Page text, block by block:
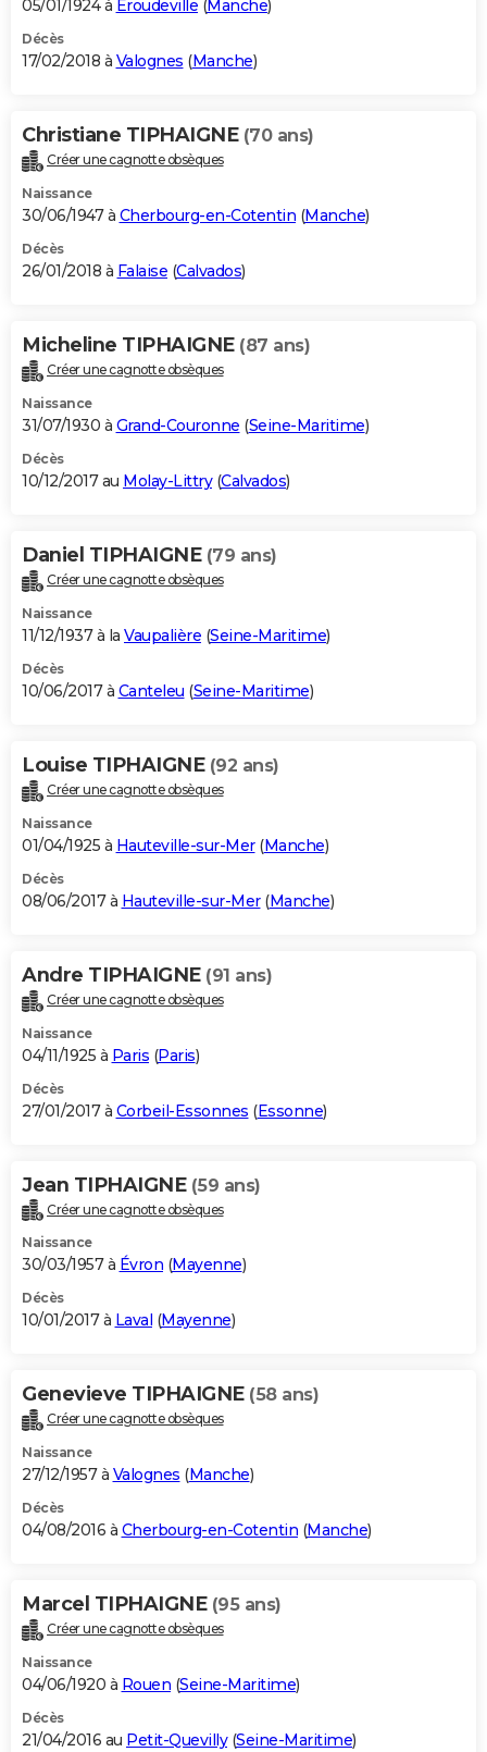
05/01/1924 à Éroudeville (Manche)
Décès
17/02/2018 à Valognes (Manche)
Christiane TIPHAIGNE (70 ans)
Créer une cagnotte obsèques
Naissance
30/06/1947 à Cherbourg-en-Cotentin (Manche)
Décès
26/01/2018 à Falaise (Calvados)
Micheline TIPHAIGNE (87 ans)
Créer une cagnotte obsèques
Naissance
31/07/1930 à Grand-Couronne (Seine-Maritime)
Décès
10/12/2017 au Molay-Littry(Calvados)
Daniel TIPHAIGNE (79 ans)
Créer une cagnotte obsèques
Naissance
11/12/1937 à la Vaupalière (Seine-Maritime)
Décès
10/06/2017 à Canteleu (Seine-Maritime)
Louise TIPHAIGNE (92 ans)
Créer une cagnotte obsèques
Naissance
01/04/1925 à Hauteville-sur-Mer(Manche)
Décès
08/06/2017 à Hauteville-sur-Mer(Manche)
Andre TIPHAIGNE (91 ans)
Créer une cagnotte obsèques
Naissance
04/11/1925 à Paris (Paris)
Décès
27/01/2017 à Corbeil-Essonnes (Essonne)
Jean TIPHAIGNE (59 ans)
Créer une cagnotte obsèques
Naissance
30/03/1957 à Évron (Mayenne)
Décès
10/01/2017 à Laval (Mayenne)
Genevieve TIPHAIGNE (58 ans)
Créer une cagnotte obsèques
Naissance
27/12/1957 à Valognes (Manche)
Décès
04/08/2016 à Cherbourg-en-Cotentin (Manche)
Marcel TIPHAIGNE (95 ans)
Créer une cagnotte obsèques
Naissance
04/06/1920 à Rouen (Seine-Maritime)
Décès
21/04/2016 au Petit-Quevilly(Seine-Maritime)